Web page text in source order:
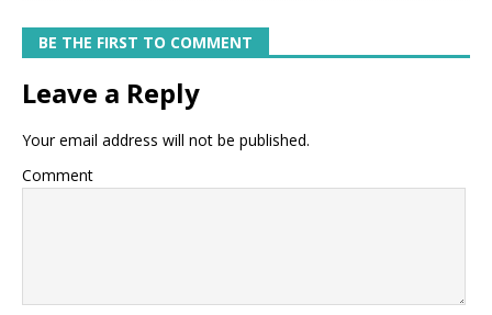
BE THE FIRST TO COMMENT
Leave a Reply
Your email address will not be published.
Comment